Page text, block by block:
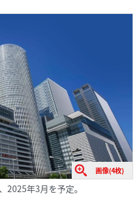
画像(4枚)
2025年3月を予定。